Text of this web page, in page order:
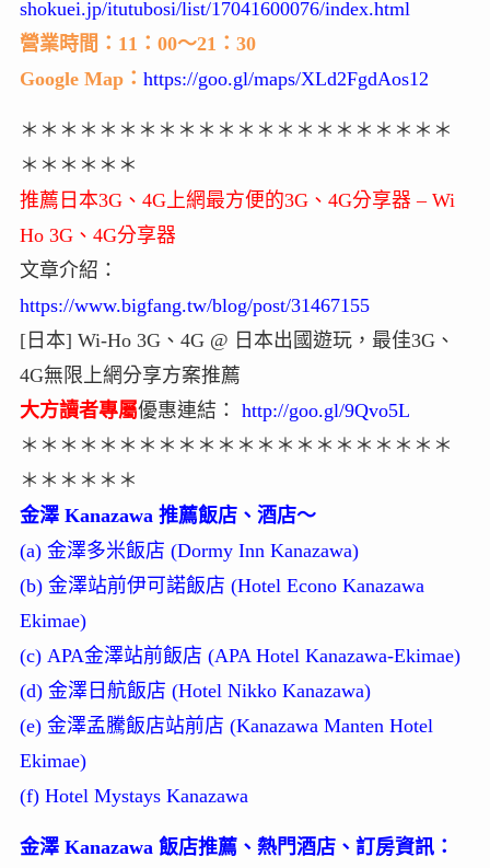
shokuei.jp/itutubosi/list/17041600076/index.html
營業時間：11：00～21：30
Google Map： https://goo.gl/maps/XLd2FgdAos12
＊＊＊＊＊＊＊＊＊＊＊＊＊＊＊＊＊＊＊＊＊＊
＊＊＊＊＊＊
推薦日本3G、4G上網最方便的3G、4G分享器 – Wi
Ho 3G、4G分享器
文章介紹：
https://www.bigfang.tw/blog/post/31467155
[日本] Wi-Ho 3G、4G @ 日本出國遊玩，最佳3G、
4G無限上網分享方案推薦
大方讀者專屬優惠連結： http://goo.gl/9Qvo5L
＊＊＊＊＊＊＊＊＊＊＊＊＊＊＊＊＊＊＊＊＊＊
＊＊＊＊＊＊
金澤 Kanazawa 推薦飯店、酒店～
(a) 金澤多米飯店 (Dormy Inn Kanazawa)
(b) 金澤站前伊可諾飯店 (Hotel Econo Kanazawa
Ekimae)
(c) APA金澤站前飯店 (APA Hotel Kanazawa-Ekimae)
(d) 金澤日航飯店 (Hotel Nikko Kanazawa)
(e) 金澤孟騰飯店站前店 (Kanazawa Manten Hotel
Ekimae)
(f) Hotel Mystays Kanazawa
金澤 Kanazawa 飯店推薦、熱門酒店、訂房資訊：